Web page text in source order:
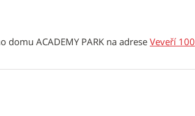
ACADEMY PARK na adrese Veveří 100